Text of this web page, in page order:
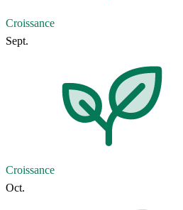
Croissance
Sept.
Croissance
Oct.